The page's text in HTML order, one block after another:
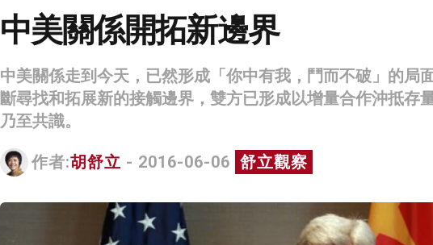
中美關係開拓新邊界
中美關係走到今天，已然形成「你中有我，鬥而不破」的局
斷尋找和拓展新的接觸邊界，雙方已形成以增量合作沖抵存
乃至共識。
作者:胡舒立 - 2016-06-06 舒立觀察